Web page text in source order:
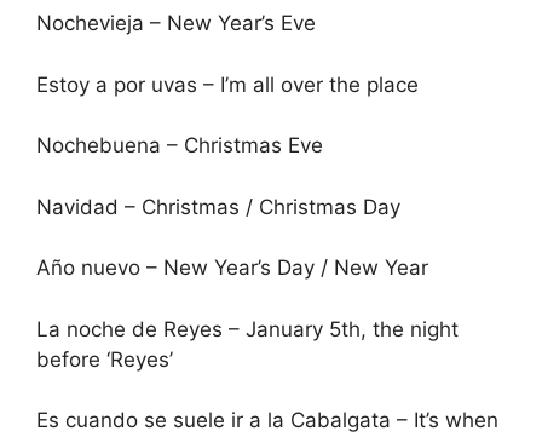
Nochevieja – New Year’s Eve
Estoy a por uvas – I’m all over the place
Nochebuena – Christmas Eve
Navidad – Christmas / Christmas Day
Año nuevo – New Year’s Day / New Year
La noche de Reyes – January 5th, the night
before ‘Reyes’
Es cuando se suele ir a la Cabalgata – It’s when